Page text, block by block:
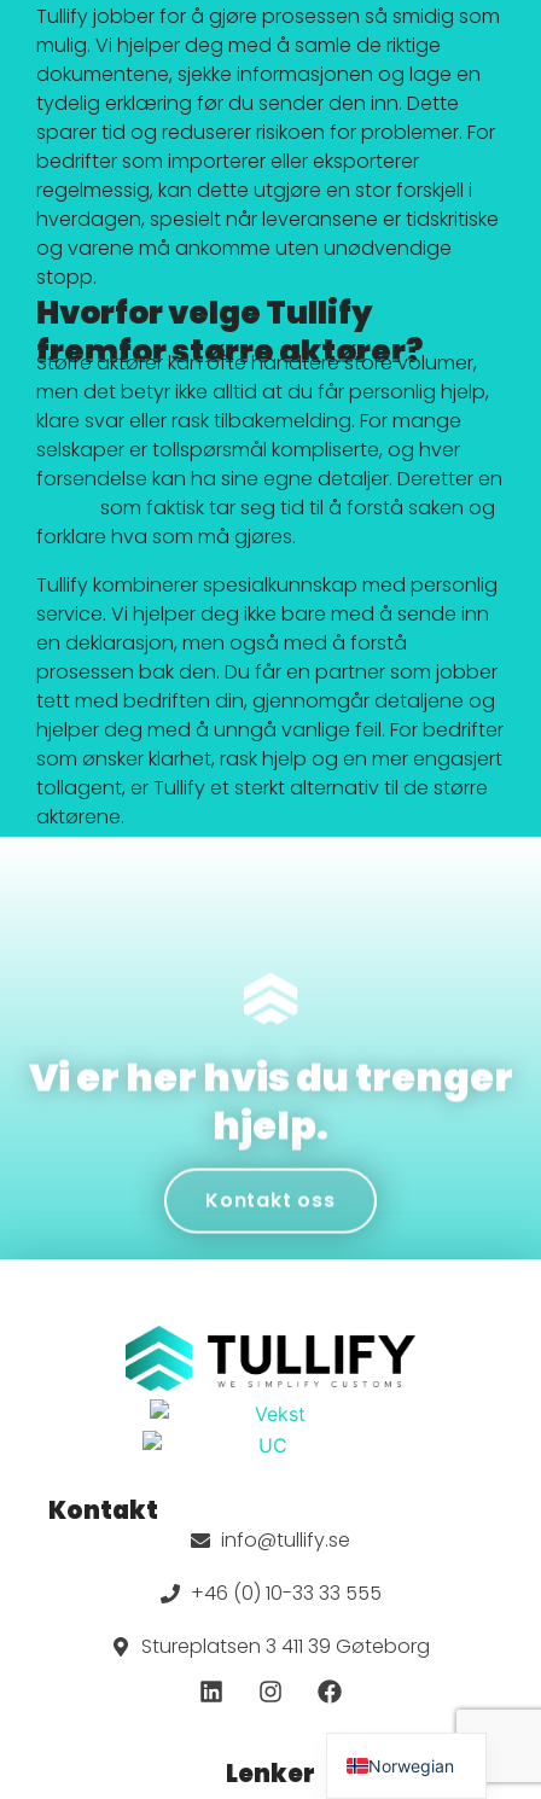
Tullify jobber for å gjøre prosessen så smidig som
mulig. Vi hjelper deg med å samle de riktige
dokumentene, sjekke informasjonen og lage en
tydelig erklæring før du sender den inn. Dette
sparer tid og reduserer risikoen for problemer. For
bedrifter som importerer eller eksporterer
regelmessig, kan dette utgjøre en stor forskjell i
hverdagen, spesielt når leveransene er tidskritiske
og varene må ankomme uten unødvendige
stopp.
Hvorfor velge Tullify
fremfor større aktører?
Større aktører kan ofte håndtere store volumer,
men det betyr ikke alltid at du får personlig hjelp,
klare svar eller rask tilbakemelding. For mange
selskaper er tollspørsmål kompliserte, og hver
forsendelse kan ha sine egne detaljer. Deretter en
som faktisk tar seg tid til å forstå saken og
forklare hva som må gjøres.
Tullify kombinerer spesialkunnskap med personlig
service. Vi hjelper deg ikke bare med å sende inn
en deklarasjon, men også med å forstå
prosessen bak den. Du får en partner som jobber
tett med bedriften din, gjennomgår detaljene og
hjelper deg med å unngå vanlige feil. For bedrifter
som ønsker klarhet, rask hjelp og en mer engasjert
tollagent, er Tullify et sterkt alternativ til de større
aktørene.
Vi er her hvis du trenger
hjelp.
Kontakt oss
Kontakt
info@tullify.se
+46 (0) 10-33 33 555
Stureplatsen 3 411 39 Gøteborg
Lenker Norwegian